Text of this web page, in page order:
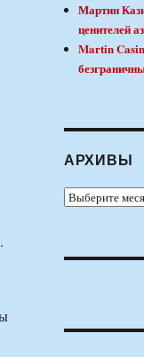
Мартин
ценителей
Martin
АРХИВЫ
Архивы